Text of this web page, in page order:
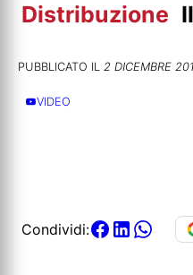
Distribuzione
PUBBLICATO IL 2 DICEMBRE
VIDEO
Condividi: